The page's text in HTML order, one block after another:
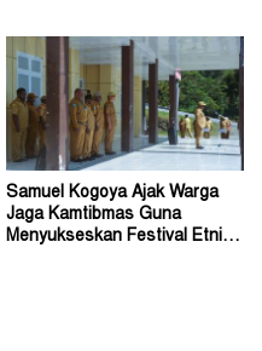
Samuel Kogoya Ajak Warga
Jaga Kamtibmas Guna
Menyukseskan Festival Etnik